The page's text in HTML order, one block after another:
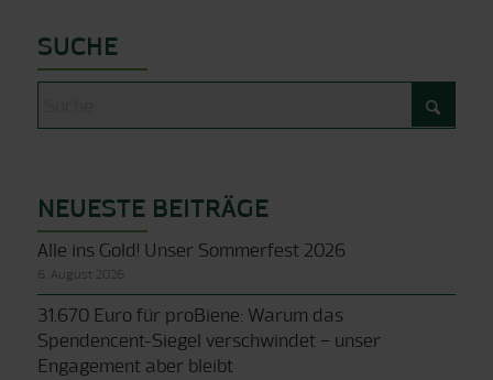
SUCHE
NEUESTE BEITRÄGE
Alle ins Gold! Unser Sommerfest 2026
6. August 2026
31.670 Euro für proBiene: Warum das
Spendencent-Siegel verschwindet – unser
Engagement aber bleibt